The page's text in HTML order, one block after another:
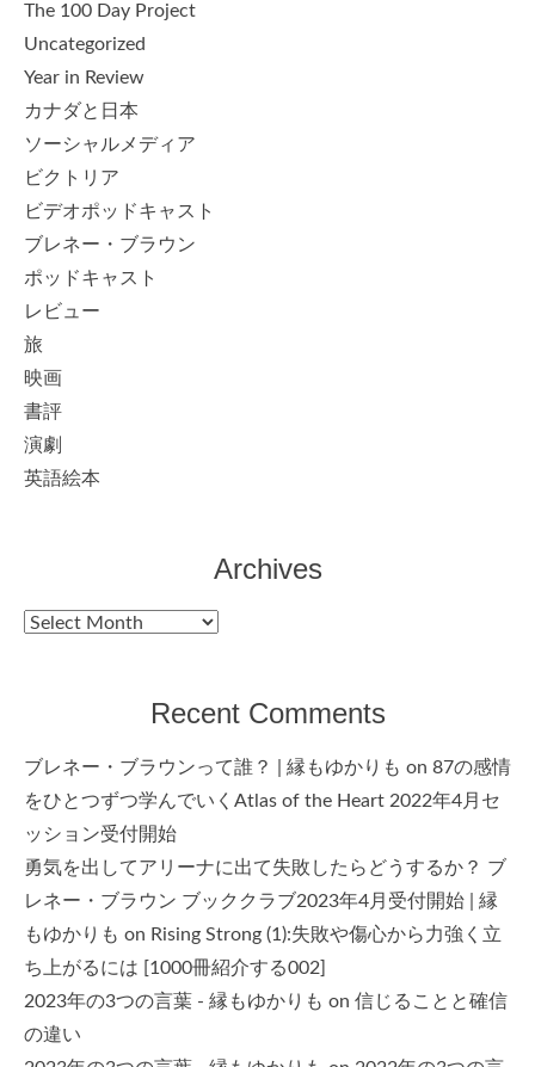
The 100 Day Project
Uncategorized
Year in Review
カナダと日本
ソーシャルメディア
ビクトリア
ビデオポッドキャスト
ブレネー・ブラウン
ポッドキャスト
レビュー
旅
映画
書評
演劇
英語絵本
Archives
Archives
Recent Comments
ブレネー・ブラウンって誰？ | 縁もゆかりも on 87の感情
をひとつずつ学んでいくAtlas of the Heart 2022年4月セ
ッション受付開始
勇気を出してアリーナに出て失敗したらどうするか？ ブ
レネー・ブラウン ブッククラブ2023年4月受付開始 | 縁
もゆかりも on Rising Strong (1):失敗や傷心から力強く立
ち上がるには [1000冊紹介する002]
2023年の3つの言葉 - 縁もゆかりも on 信じることと確信
の違い